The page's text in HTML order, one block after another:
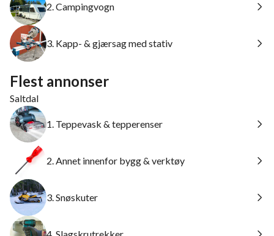
2. Campingvogn
3. Kapp- & gjærsag med stativ
Flest annonser
Saltdal
1. Teppevask & tepperenser
2. Annet innenfor bygg & verktøy
3. Snøskuter